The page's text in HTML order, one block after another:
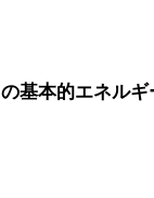
基本的エネル